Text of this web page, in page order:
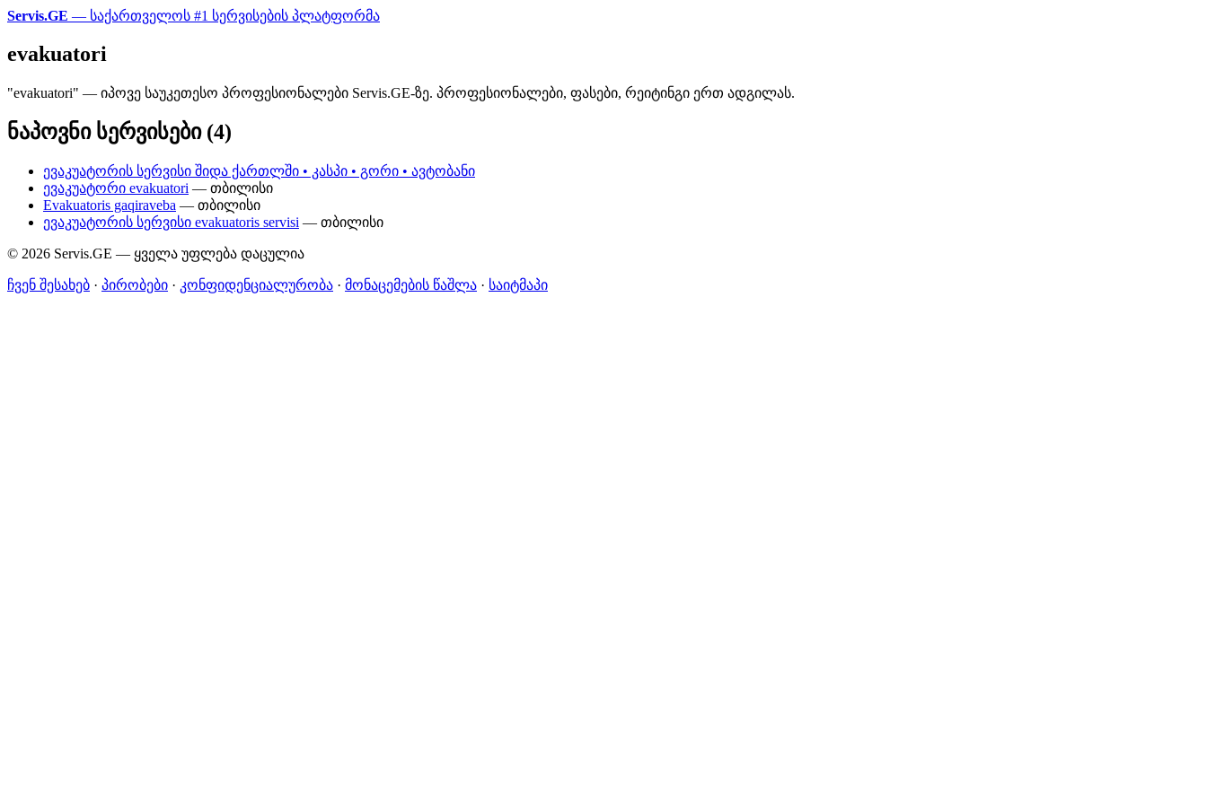
Servis.GE — საქართველოს #1 სერვისების პლატფორმა
evakuatori
"evakuatori" — იპოვე საუკეთესო პროფესიონალები Servis.GE-ზე. პროფესიონალები, ფასები, რეიტინგი ერთ ადგილას.
ნაპოვნი სერვისები (4)
ევაკუატორის სერვისი შიდა ქართლში • კასპი • გორი • ავტობანი
ევაკუატორი evakuatori — თბილისი
Evakuatoris gaqiraveba — თბილისი
ევაკუატორის სერვისი evakuatoris servisi — თბილისი
© 2026 Servis.GE — ყველა უფლება დაცულია
ჩვენ შესახებ · პირობები · კონფიდენციალურობა · მონაცემების წაშლა · საიტმაპი